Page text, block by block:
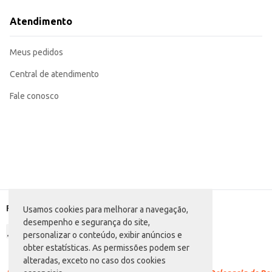
Usamos cookies para melhorar a navegação,
desempenho e segurança do site,
personalizar o conteúdo, exibir anúncios e
obter estatísticas. As permissões podem ser
alteradas, exceto no caso dos cookies
O Refrigerante Splash Laranja oferece praticidade e sabor em uma
Atendimento
Meus pedidos
Central de atendimento
Fale conosco
Formas de pagamento